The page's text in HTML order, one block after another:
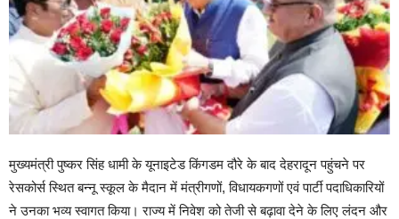
मुख्यमंत्री पुष्कर सिंह धामी के यूनाइटेड किंगडम दौरे के बाद देहरादून पहुंचने पर
रेसकोर्स स्थित बन्नू स्कूल के मैदान में मंत्रीगणों, विधायकगणों एवं पार्टी पदाधिकारियों
ने उनका भव्य स्वागत किया। राज्य में निवेश को तेजी से बढ़ावा देने के लिए लंदन और